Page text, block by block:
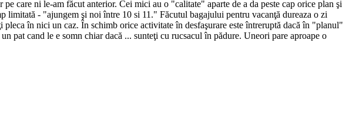
care ni le-am făcut anterior. Cei mici au o "calitate" aparte de a da peste cap orice plan şi
- "ajungem şi noi între 10 si 11." Făcutul bagajului pentru vacanţă dureaza o zi
în nici un caz. În schimb orice activitate în desfaşurare este întreruptă dacă în "planul"
pat cand le e somn chiar dacă ... sunteţi cu rucsacul în pădure. Uneori pare aproape o